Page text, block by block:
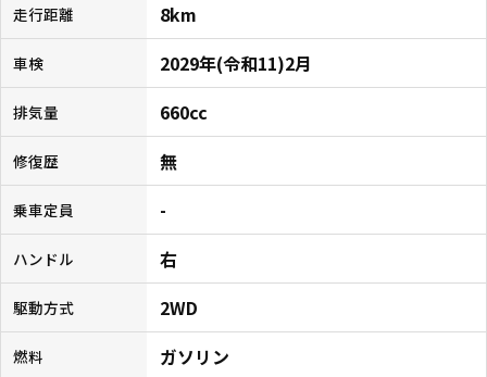
走行距離 8km
車検 2029年(令和11)2月
排気量 660cc
修復歴 無
乗車定員 -
ハンドル 右
駆動方式 2WD
燃料 ガソリン